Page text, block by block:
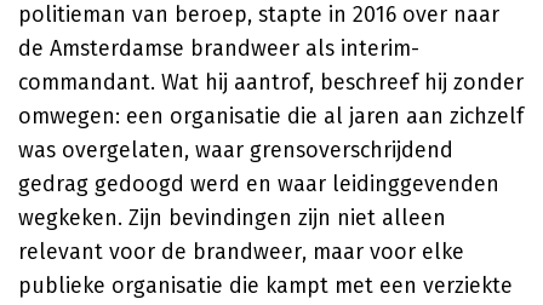
politieman van beroep, stapte in 2016 over naar
de Amsterdamse brandweer als interim-
commandant. Wat hij aantrof, beschreef hij zonder
omwegen: een organisatie die al jaren aan zichzelf
was overgelaten, waar grensoverschrijdend
gedrag gedoogd werd en waar leidinggevenden
wegkeken. Zijn bevindingen zijn niet alleen
relevant voor de brandweer, maar voor elke
publieke organisatie die kampt met een verziekte